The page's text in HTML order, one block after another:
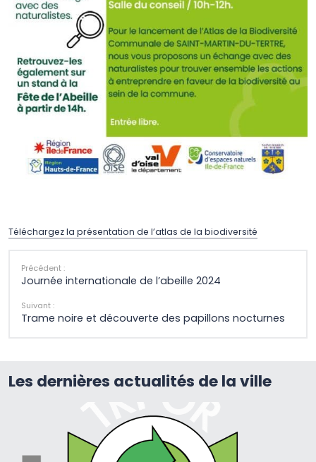
Téléchargez la présentation de l’atlas de la biodiversité
Précédent :
Journée internationale de l’abeille 2024
Suivant :
Trame noire et découverte des papillons nocturnes
Les dernières actualités de la ville